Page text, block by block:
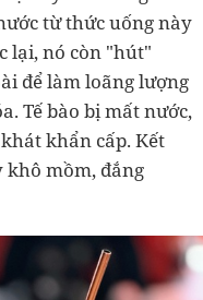
từ thức uống này
lại, nó còn "hút"
để làm loãng lượng
Tế bào bị mất nước,
khẩn cấp. Kết
khô mồm, đắng